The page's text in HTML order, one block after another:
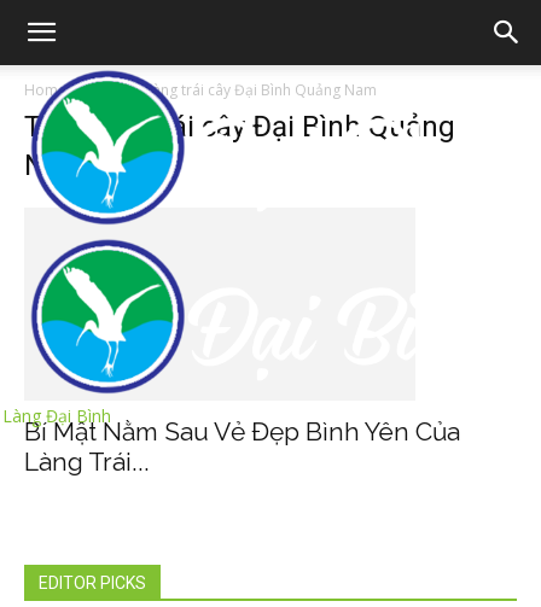
Làng Đại Bình
Home Tags Làng trái cây Đại Bình Quảng Nam
Tag: làng trái cây Đại Bình Quảng
Nam
Bí Mật Nằm Sau Vẻ Đẹp Bình Yên Của
Làng Trái...
EDITOR PICKS